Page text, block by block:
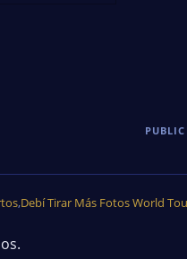
,Debí Tirar Más Fotos World